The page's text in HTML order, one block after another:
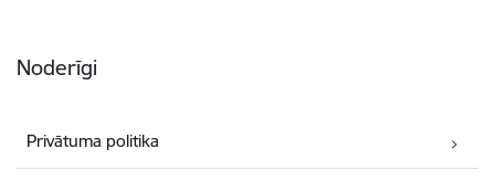
Noderīgi
Privātuma politika